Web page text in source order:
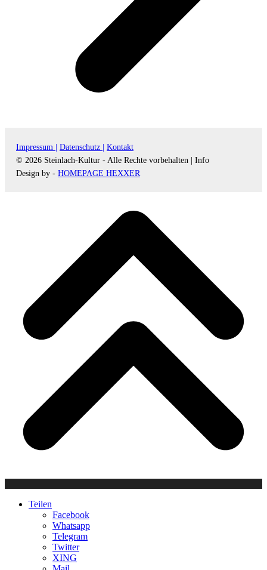
Impressum | Datenschutz |
Kontakt
© 2026 Steinlach-Kultur - Alle Rechte vorbehalten |
Info
Design by - HOMEPAGE HEXXER
Teilen
Facebook
Whatsapp
Telegram
Twitter
XING